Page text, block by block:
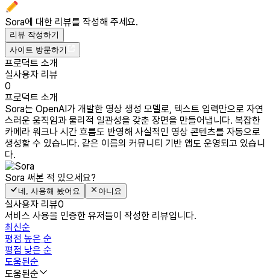
Sora에 대한 리뷰를 작성해 주세요.
리뷰 작성하기
사이트 방문하기
프로덕트 소개
실사용자 리뷰
0
프로덕트 소개
Sora는 OpenAI가 개발한 영상 생성 모델로, 텍스트 입력만으로 자연
스러운 움직임과 물리적 일관성을 갖춘 장면을 만들어냅니다. 복잡한
카메라 워크나 시간 흐름도 반영해 사실적인 영상 콘텐츠를 자동으로
생성할 수 있습니다. 같은 이름의 커뮤니티 기반 앱도 운영되고 있습니
다.
Sora 써본 적 있으세요?
네, 사용해 봤어요 아니요
실사용자 리뷰0
서비스 사용을 인증한 유저들이 작성한 리뷰입니다.
최신순
평점 높은 순
평점 낮은 순
도움된순
도움된순